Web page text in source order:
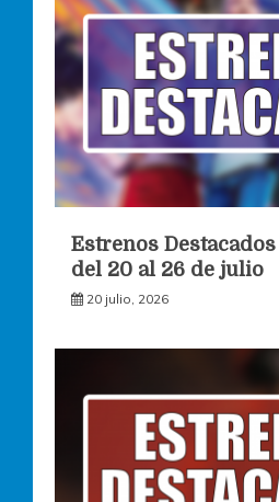
Estrenos
del 20 al 26 de julio
20 julio, 2026